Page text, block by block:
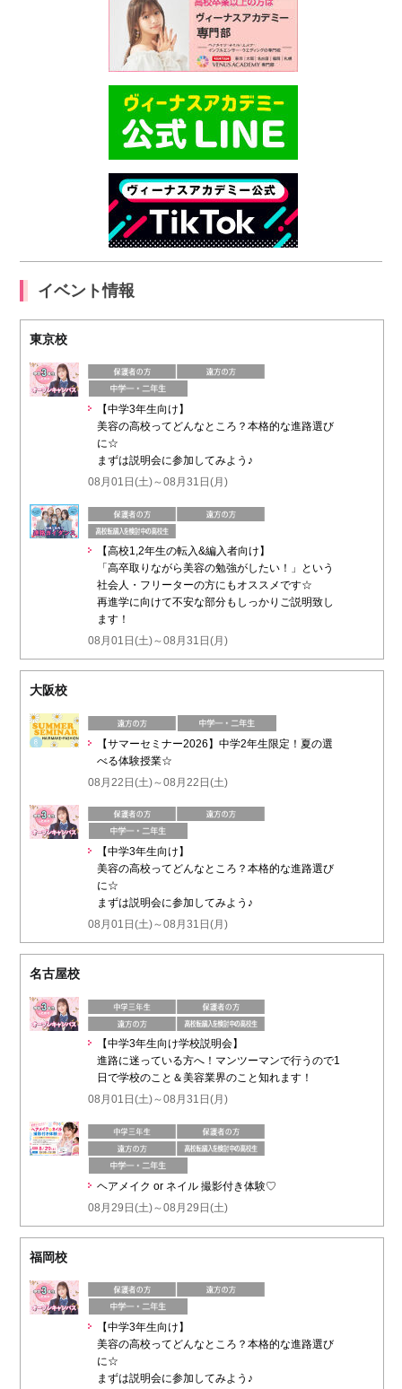
イベント情報
東京校
【中学3年生向け】
美容の高校ってどんなところ？本格的な進路選び
に☆
まずは説明会に参加してみよう♪
08月01日(土)～08月31日(月)
【高校1,2年生の転入&編入者向け】
「高卒取りながら美容の勉強がしたい！」という
社会人・フリーターの方にもオススメです☆
再進学に向けて不安な部分もしっかりご説明致し
ます！
08月01日(土)～08月31日(月)
大阪校
【サマーセミナー2026】中学2年生限定！夏の選
べる体験授業☆
08月22日(土)～08月22日(土)
【中学3年生向け】
美容の高校ってどんなところ？本格的な進路選び
に☆
まずは説明会に参加してみよう♪
08月01日(土)～08月31日(月)
名古屋校
【中学3年生向け学校説明会】
進路に迷っている方へ！マンツーマンで行うので1
日で学校のこと＆美容業界のこと知れます！
08月01日(土)～08月31日(月)
ヘアメイク or ネイル 撮影付き体験♡
08月29日(土)～08月29日(土)
福岡校
【中学3年生向け】
美容の高校ってどんなところ？本格的な進路選び
に☆
まずは説明会に参加してみよう♪